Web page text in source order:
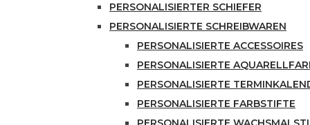
PERSONALISIERTER SCHIEFER
PERSONALISIERTE SCHREIBWAREN
PERSONALISIERTE ACCESSOIRES
PERSONALISIERTE
PERSONALISIERTE
PERSONALISIERTE FARBSTIFTE